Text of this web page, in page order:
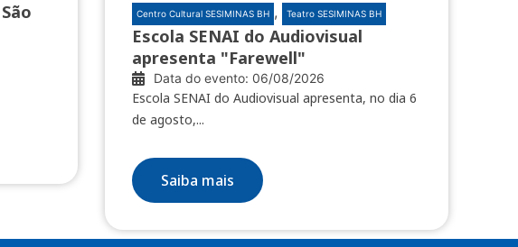
Centro Cultural SESIMINAS BH , Teatro SESIMINAS BH
Escola SENAI do Audiovisual
apresenta "Farewell"
Data do evento: 06/08/2026
Escola SENAI do Audiovisual apresenta, no dia 6
de agosto,...
Saiba mais